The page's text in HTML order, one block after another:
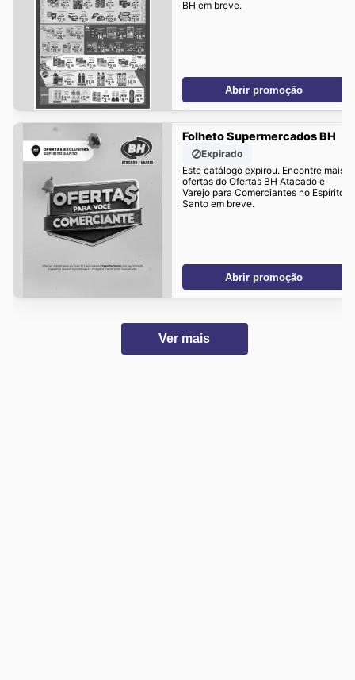
BH em breve.
Abrir promoção
Folheto Supermercados BH
Expirado
Este catálogo expirou. Encontre mais
ofertas do Ofertas BH Atacado e
Varejo para Comerciantes no Espírito
Santo em breve.
Abrir promoção
Ver mais